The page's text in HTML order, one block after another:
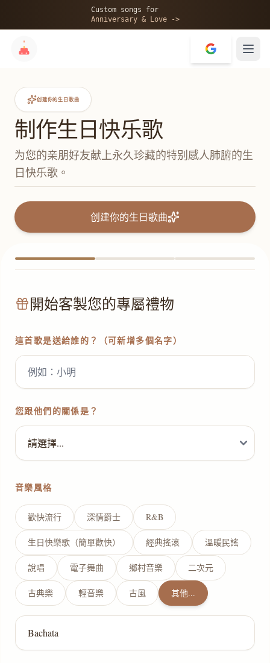
Custom songs for
Anniversary & Love ->
创建你的生日歌曲
制作生日快乐歌
为您的亲朋好友献上永久珍藏的特别感人肺腑的生
日快乐歌。
创建你的生日歌曲
開始客製您的專屬禮物
這首歌是送給誰的？（可新增多個名字）
您跟他們的關係是？
音樂風格
歡快流行 深情爵士 R&B
生日快樂歌（簡單歡快） 經典搖滾 溫暖民謠
說唱 電子舞曲 鄉村音樂 二次元
古典樂 輕音樂 古風 其他...